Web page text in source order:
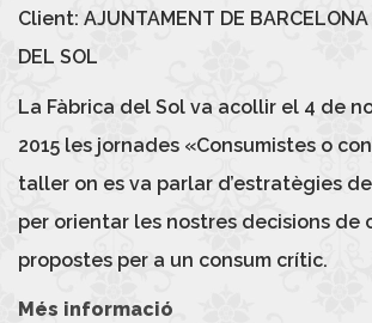
Client: AJUNTAMENT DE
DEL SOL
La Fàbrica del Sol va acollir el 4 de
2015 les jornades «Consumistes o
taller on es va parlar d’estratègies
per orientar les nostres decisions de
propostes per a un consum crític.
Més informació